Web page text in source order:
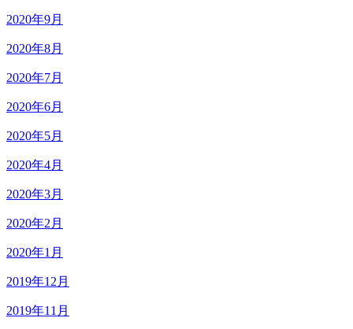
2020年9月
2020年8月
2020年7月
2020年6月
2020年5月
2020年4月
2020年3月
2020年2月
2020年1月
2019年12月
2019年11月